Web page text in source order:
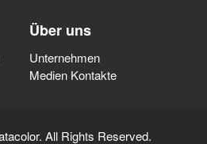
Über uns
Unternehmen
Medien Kontakte
All Rights Reserved.